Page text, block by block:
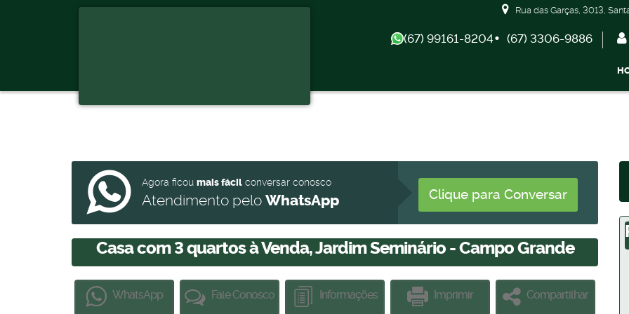
Rua das Garças, 3013,
(67) 99161-8204 (67) 3306-9886
Agora ficou mais fácil conversar conosco
Atendimento pelo WhatsApp Clique para Conversar
Casa com 3 quartos à Venda, Jardim Seminário - Campo Grande
WhatsApp Fale Conosco Informações Imprimir Compartilhar